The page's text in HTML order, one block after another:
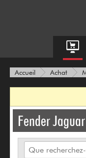
Accueil Achat
Fender